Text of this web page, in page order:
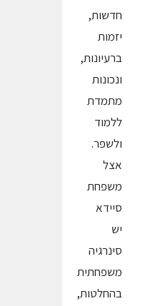
חדשות,
יזמות
ברעיונות,
ונכונות
מתמדת
ללמוד
ולשפר.
אצל
משפחת
סיידא
יש
סינרגיה
משפחתית
בהחלטות,